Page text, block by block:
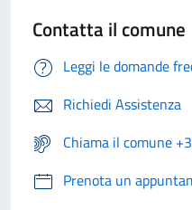
Contatta il comune
Leggi le domande
Richiedi Assistenza
Chiama il comune
Prenota un